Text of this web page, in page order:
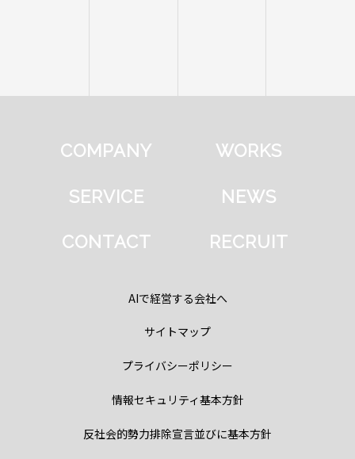
COMPANY WORKS
SERVICE NEWS
CONTACT RECRUIT
AIで経営する会社へ
サイトマップ
プライバシーポリシー
情報セキュリティ基本方針
反社会的勢力排除宣言並びに基本方針